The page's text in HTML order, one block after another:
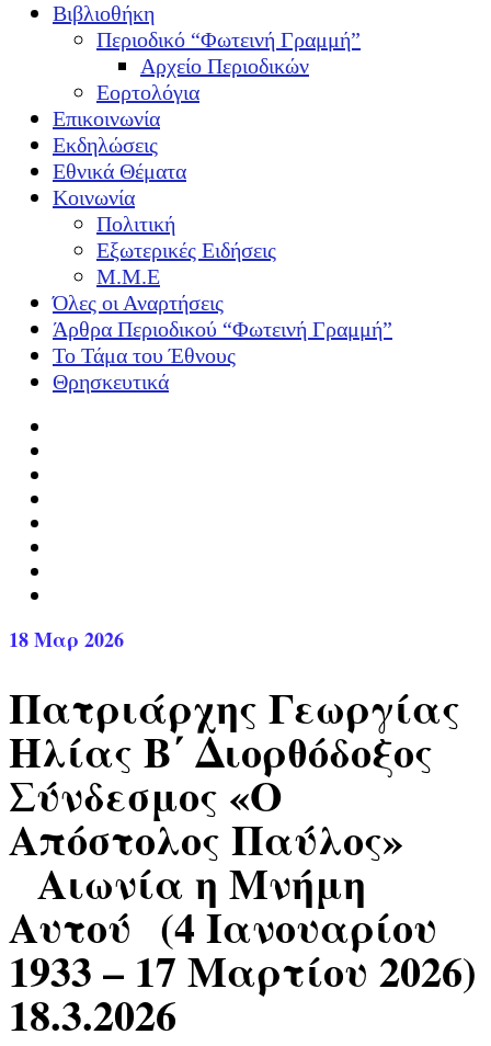
Βιβλιοθήκη
Περιοδικό “Φωτεινή Γραμμή”
Αρχείο Περιοδικών
Εορτολόγια
Επικοινωνία
Εκδηλώσεις
Εθνικά Θέματα
Κοινωνία
Πολιτική
Εξωτερικές Ειδήσεις
Μ.Μ.Ε
Όλες οι Αναρτήσεις
Άρθρα Περιοδικού “Φωτεινή Γραμμή”
Το Τάμα του Έθνους
Θρησκευτικά
18Μαρ 2026
Πατριάρχης Γεωργίας
Ηλίας Β΄ Διορθόδοξος
Σύνδεσμος «Ο
Απόστολος Παύλος»
Αιωνία η Μνήμη
Αυτού (4 Ιανουαρίου
1933 – 17 Μαρτίου 2026)
18.3.2026